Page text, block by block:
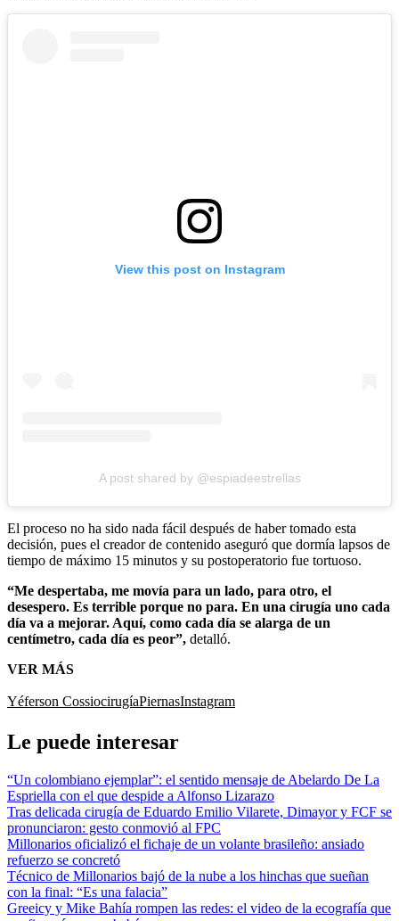
View this post on Instagram
A post shared by @espiadeestrellas
El proceso no ha sido nada fácil después de haber tomado esta
decisión, pues el creador de contenido aseguró que dormía lapsos de
tiempo de máximo 15 minutos y su postoperatorio fue tortuoso.
“Me despertaba, me movía para un lado, para otro, el
desespero. Es terrible porque no para. En una cirugía uno cada
día va a mejorar. Aquí, como cada día se alarga de un
centímetro, cada día es peor”, detalló.
VER MÁS
Yéferson CossiocirugíaPiernasInstagram
Le puede interesar
“Un colombiano ejemplar”: el sentido mensaje de Abelardo De La
Espriella con el que despide a Alfonso Lizarazo
Tras delicada cirugía de Eduardo Emilio Vilarete, Dimayor y FCF se
pronunciaron: gesto conmovió al FPC
Millonarios oficializó el fichaje de un volante brasileño: ansiado
refuerzo se concretó
Técnico de Millonarios bajó de la nube a los hinchas que sueñan
con la final: “Es una falacia”
Greeicy y Mike Bahía rompen las redes: el video de la ecografía que